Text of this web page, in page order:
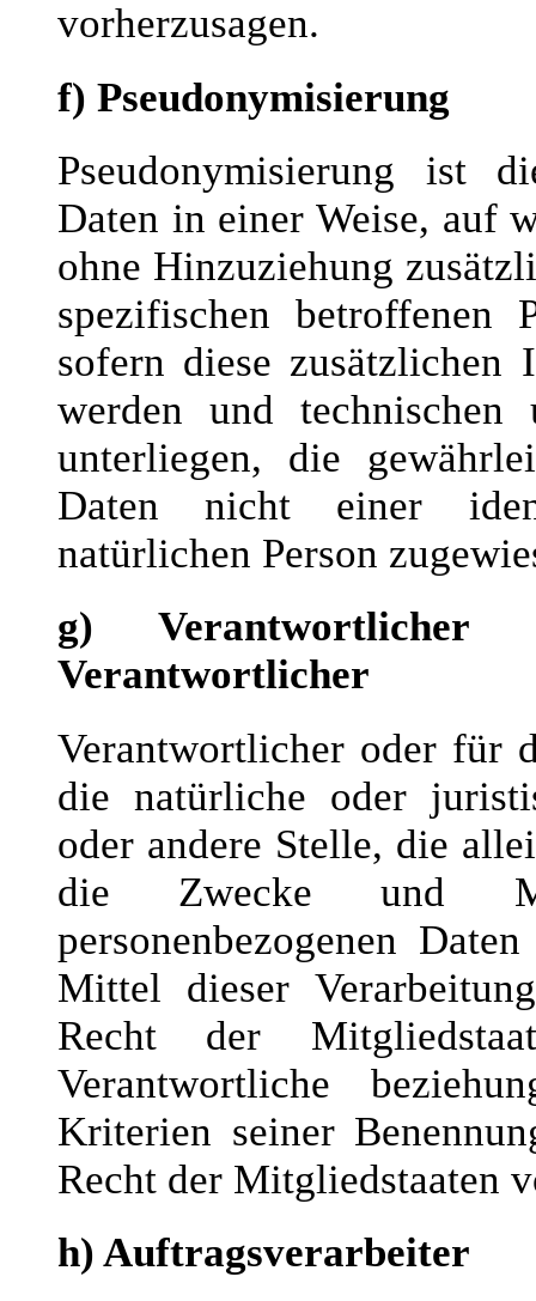
vorherzusagen.
f) Pseudonymisierung
Pseudonymisierung ist
Daten in einer Weise, auf
ohne Hinzuziehung
spezifischen betroffenen
sofern diese zusätzlichen
werden und technischen
unterliegen, die
Daten nicht einer
natürlichen Person
g)
Verantwortlicher
Verantwortlicher oder für
die natürliche oder
oder andere Stelle, die
die Zwecke und
personenbezogenen
Mittel dieser
Recht der
Verantwortliche
Kriterien seiner
Recht der Mitgliedstaaten
h) Auftragsverarbeiter